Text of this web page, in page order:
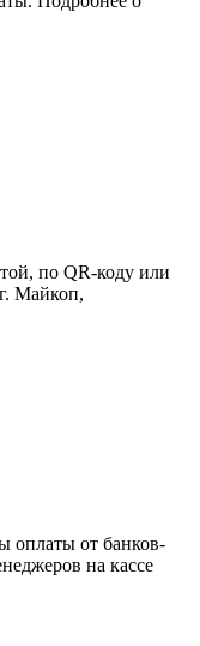
по QR-коду или
Майкоп,
оплаты от банков-
на кассе